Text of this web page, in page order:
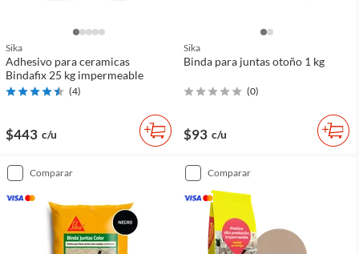
Sika
Adhesivo para ceramicas
Bindafix 25 kg impermeable
(4)
$443 c/u
Sika
Binda para juntas otoño 1 kg
(0)
$93 c/u
comparar comparar